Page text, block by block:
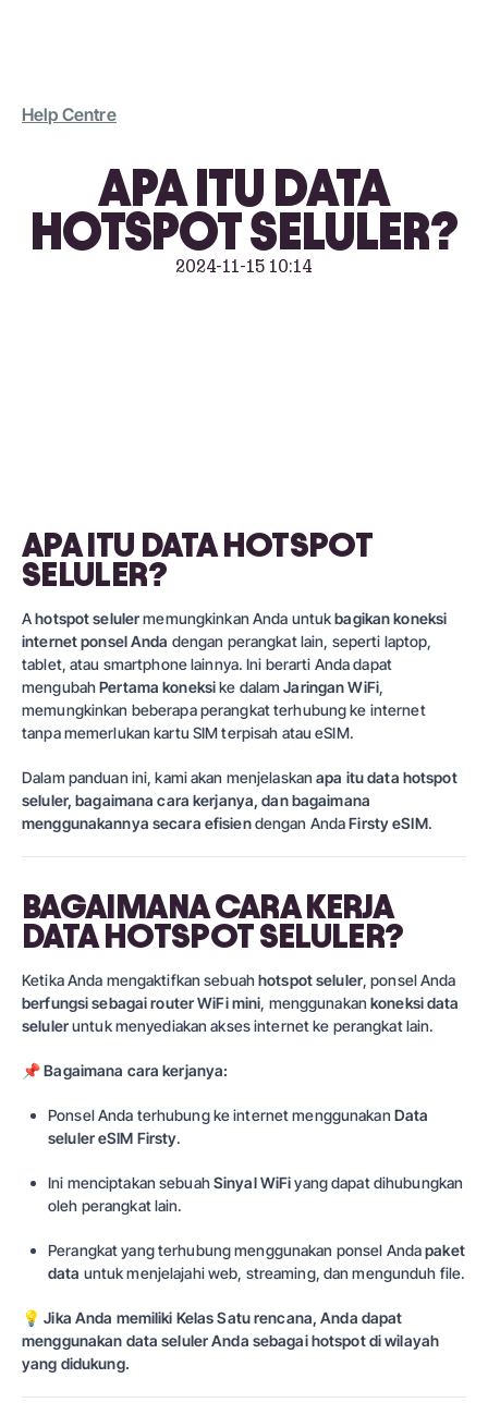
Help Centre
APA ITU DATA
HOTSPOT SELULER?
2024-11-15 10:14
APA ITU DATA HOTSPOT
SELULER?
Ahotspot selulermemungkinkan Anda untukbagikan koneksi
internet ponsel Anda dengan perangkat lain, seperti laptop,
tablet, atau smartphone lainnya. Ini berarti Anda dapat
mengubahPertama koneksike dalamJaringan WiFi,
memungkinkan beberapa perangkat terhubung ke internet
tanpa memerlukan kartu SIM terpisah atau eSIM.
Dalam panduan ini, kami akan menjelaskanapa itu data hotspot
seluler, bagaimana cara kerjanya, dan bagaimana
menggunakannya secara efisiendengan AndaFirsty eSIM.
BAGAIMANA CARA KERJA
DATA HOTSPOT SELULER?
Ketika Anda mengaktifkan sebuahhotspot seluler, ponsel Anda
berfungsi sebagai router WiFi mini, menggunakankoneksi data
seluleruntuk menyediakan akses internet ke perangkat lain.
📌Bagaimana cara kerjanya:
Ponsel Anda terhubung ke internet menggunakan Data
seluler eSIM Firsty.
Ini menciptakan sebuahSinyal WiFiyang dapat dihubungkan
oleh perangkat lain.
Perangkat yang terhubung menggunakan ponsel Andapaket
data untuk menjelajahi web, streaming, dan mengunduh file.
💡 Jika Anda memiliki Kelas Saturencana, Anda dapat
menggunakan data seluler Anda sebagai hotspot di wilayah
yang didukung.